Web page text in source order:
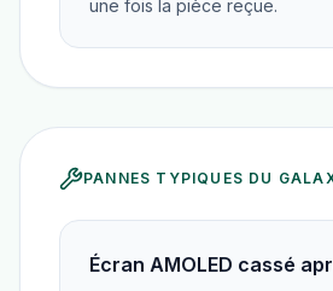
une fois la pièce reçue.
PANNES TYPIQUES DU
Écran AMOLED cassé